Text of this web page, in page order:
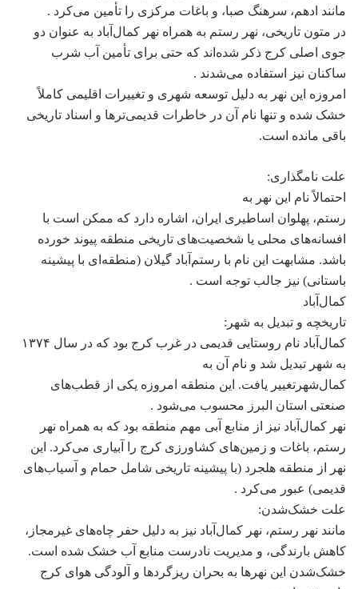
مانند ادهم، سرهنگ صبا، و باغات مرکزی را تأمین می‌کرد .
در متون تاریخی، نهر رستم به همراه نهر کمال‌آباد به عنوان دو
جوی اصلی کرج ذکر شده‌اند که حتی برای تأمین آب شرب
ساکنان نیز استفاده می‌شدند .
امروزه این نهر به دلیل توسعه شهری و تغییرات اقلیمی کاملاً
خشک شده و تنها نام آن در خاطرات قدیمی‌ترها و اسناد تاریخی
باقی مانده است.
علت نامگذاری:
احتمالاً نام این نهر به
رستم، پهلوان اساطیری ایران، اشاره دارد که ممکن است با
افسانه‌های محلی یا شخصیت‌های تاریخی منطقه پیوند خورده
باشد. مشابهت این نام با رستم‌آباد گیلان (منطقه‌ای با پیشینه
باستانی) نیز جالب توجه است .
کمال‌آباد
تاریخچه و تبدیل به شهر:
کمال‌آباد نام روستایی قدیمی در غرب کرج بود که در سال ۱۳۷۴
به شهر تبدیل شد و نام آن به
کمال‌شهرتغییر یافت. این منطقه امروزه یکی از قطب‌های
صنعتی استان البرز محسوب می‌شود .
نهر کمال‌آباد نیز از منابع آبی مهم منطقه بود که به همراه نهر
رستم، باغات و زمین‌های کشاورزی کرج را آبیاری می‌کرد. این
نهر از منطقه هلجرد (با پیشینه تاریخی شامل حمام و آسیاب‌های
قدیمی) عبور می‌کرد .
علت خشک‌شدن:
مانند نهر رستم، نهر کمال‌آباد نیز به دلیل حفر چاه‌های غیرمجاز،
کاهش بارندگی، و مدیریت نادرست منابع آب خشک شده است.
خشک‌شدن این نهرها به بحران ریزگردها و آلودگی هوای کرج